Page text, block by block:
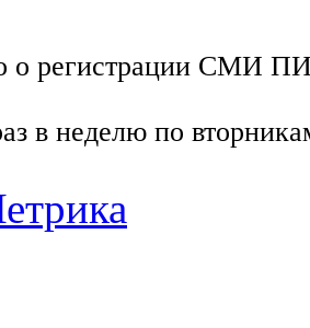
о регистрации СМИ
в неделю по